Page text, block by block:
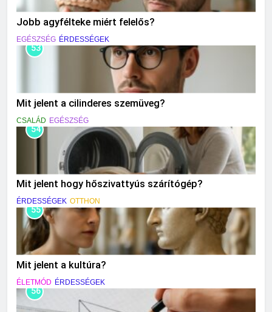
Jobb agyfélteke miért felelős?
EGÉSZSÉG ÉRDESSÉGEK
53
Mit jelent a cilinderes szemüveg?
CSALÁD EGÉSZSÉG
54
Mit jelent hogy hőszivattyús szárítógép?
ÉRDESSÉGEK OTTHON
55
Mit jelent a kultúra?
ÉLETMÓD ÉRDESSÉGEK
56